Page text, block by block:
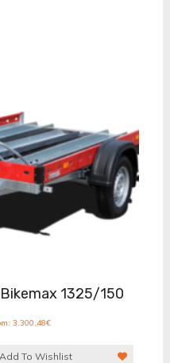
1325/150
3.300,48€
Add To Wishlist